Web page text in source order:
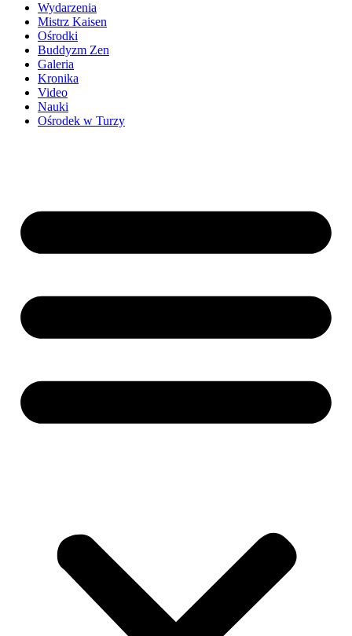
Wydarzenia
Mistrz Kaisen
Ośrodki
Buddyzm Zen
Galeria
Kronika
Video
Nauki
Ośrodek w Turzy